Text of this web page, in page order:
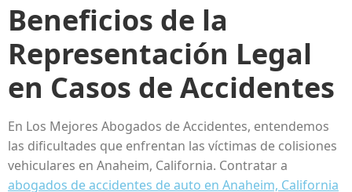
Beneficios de la
Representación Legal
en Casos de Accidentes
En Los Mejores Abogados de Accidentes, entendemos
las dificultades que enfrentan las víctimas de colisiones
vehiculares en Anaheim, California. Contratar a
abogados de accidentes de auto en Anaheim, California